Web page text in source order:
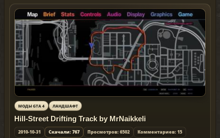
МОДЫ GTA 4 ЛАНДШАФТ
Hill-Street Drifting Track by MrNaikkeli
2010-10-31 Скачали: 767 Просмотров: 6502 Комментариев: 15